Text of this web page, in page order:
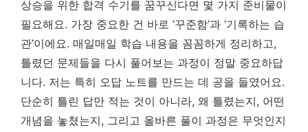
상승을 위한 합격 수기를 꿈꾸신다면 몇 가지 준비물이
필요해요. 가장 중요한 건 바로 ‘꾸준함’과 ‘기록하는 습
관’이에요. 매일매일 학습 내용을 꼼꼼하게 정리하고,
틀렸던 문제들을 다시 풀어보는 과정이 정말 중요하답
니다. 저는 특히 오답 노트를 만드는 데 공을 들였어요.
단순히 틀린 답만 적는 것이 아니라, 왜 틀렸는지, 어떤
개념을 놓쳤는지, 그리고 올바른 풀이 과정은 무엇인지